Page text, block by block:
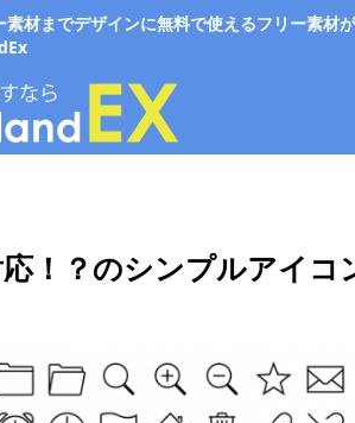
素材までデザインに無料で使えるフリー素材
！？のシンプルアイコ